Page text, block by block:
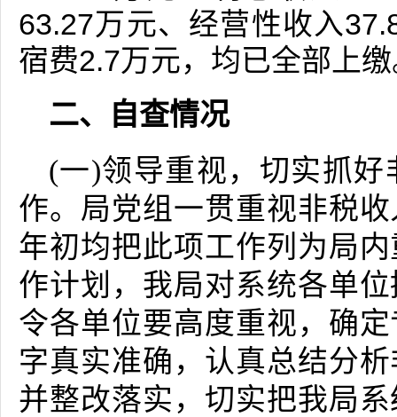
63.27万元、经营性收入
宿费2.7万元，均已全部上
二、自查情况
(一)领导重视，切实抓
作。局党组一贯重视非税
年初均把此项工作列为局
作计划，我局对系统各单
令各单位要高度重视，确
字真实准确，认真总结分
并整改落实，切实把我局